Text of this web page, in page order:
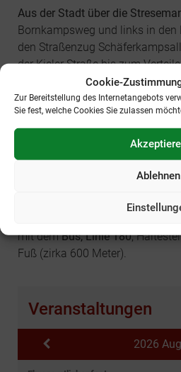
Cookie-
Zur Bereitstellung des Internetangebots
Sie fest, welche Cookies Sie zulassen
Ablehnen
Aus der Stadt über die
Bornkampsweg und links in
den Straßenzug
der Kieler Straße bis zum
Marktplatz, dort beginnt der
Mit öffentlichen
bis zur Station
dann zu Fuß „Am Diebsteich“
Bus, Linie 288,
mit demBus, Linie 180,
Fuß (zirka 600 Meter).
Veranstaltungen
2026